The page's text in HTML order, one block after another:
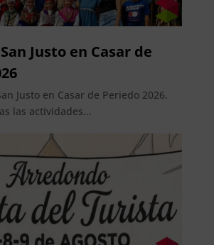
Justo en Casar de
Justo en Casar de Periedo 2026.
las actividades...